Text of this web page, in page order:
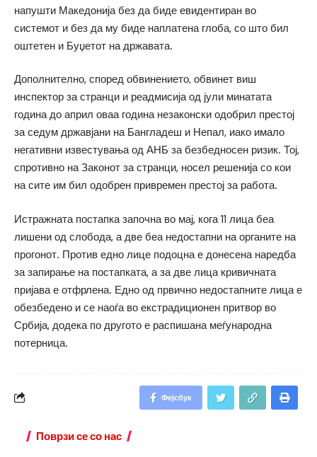
напушти Македонија без да биде евидентиран во
системот и без да му биде наплатена глоба, со што бил
оштетен и Буџетот на државата.
Дополнително, според обвинението, обвинет виш
инспектор за странци и реадмисија од јули минатата
година до април оваа година незаконски одобрил престој
за седум државјани на Бангладеш и Непал, иако имало
негативни известувања од АНБ за безбедносен ризик. Тој,
спротивно на Законот за странци, носел решенија со кои
на сите им бил одобрен привремен престој за работа.
Истражната постапка започна во мај, кога 11 лица беа
лишени од слобода, а две беа недостапни на органите на
прогонот. Против едно лице подоцна е донесена наредба
за запирање на постапката, а за две лица кривичната
пријава е отфрлена. Едно од првично недостапните лица е
обезбедено и се наоѓа во екстрадиционен притвор во
Србија, додека по другото е распишана меѓународна
потерница.
Фејсбук
Поврзи се со нас